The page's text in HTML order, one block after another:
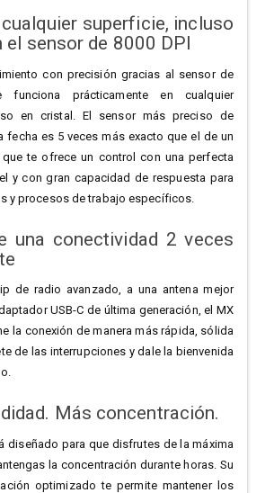
superficie, incluso
el sensor de 8000 DPI
con precisión gracias al sensor de
funciona prácticamente en cualquier
en cristal. El sensor más preciso de
fecha es 5 veces más exacto que el de un
te ofrece un control con una perfecta
y con gran capacidad de respuesta para
y procesos de trabajo específicos.
una conectividad 2 veces
de radio avanzado, a una antena mejor
USB-C de última generación, el MX
la conexión de manera más rápida, sólida
de las interrupciones y dale la bienvenida
Más concentración.
diseñado para que disfrutes de la máxima
la concentración durante horas. Su
optimizado te permite mantener los